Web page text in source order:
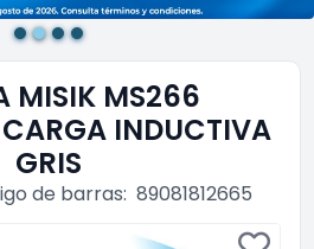
MISIK MS266
INDUCTIVA
GRIS
de barras: 89081812665